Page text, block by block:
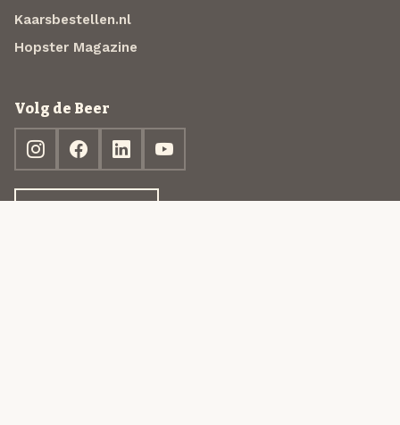
Kaarsbestellen.nl
Hopster Magazine
Volg de Beer